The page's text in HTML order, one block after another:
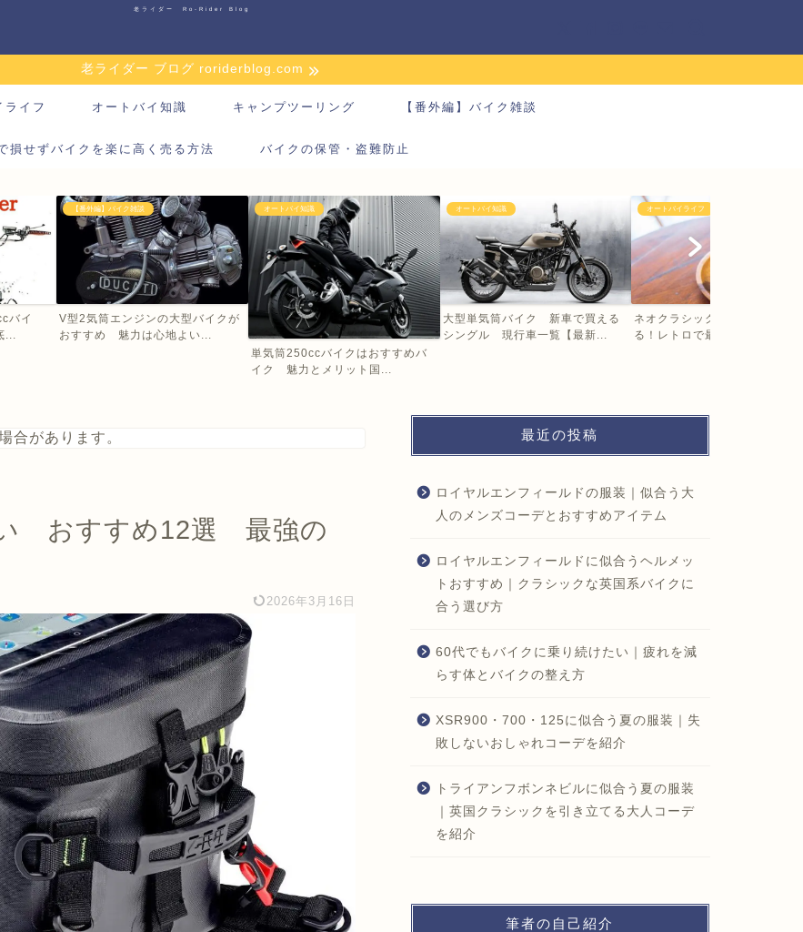
老ライダー Ro-Rider Blog
老ライダー ブログ roriderblog.com
ライフ オートバイ知識 キャンプツーリング 【番外編】バイク雑談
損せずバイクを楽に高く売る方法 バイクの保管・盗難防止
バイ
【番外編】バイク雑談
V型2気筒エンジンの大型バイクが
おすすめ 魅力は心地よい...
オートバイ知識
単気筒250ccバイクはおすすめバ
イク 魅力とメリット国...
オートバイ知識
大型単気筒バイク 新車で買える
シングル 現行車一覧【最新...
オートバイライフ
ネオクラシックバイクの大型に
る！レトロで最新 乗るだけ...
合があります。
おすすめ12選 最強の
2026年3月16日
最近の投稿
ロイヤルエンフィールドの服装｜似合う大
人のメンズコーデとおすすめアイテム
ロイヤルエンフィールドに似合うヘルメッ
トおすすめ｜クラシックな英国系バイクに
合う選び方
60代でもバイクに乗り続けたい｜疲れを減
らす体とバイクの整え方
XSR900・700・125に似合う夏の服装｜失
敗しないおしゃれコーデを紹介
トライアンフボンネビルに似合う夏の服装
｜英国クラシックを引き立てる大人コーデ
を紹介
筆者の自己紹介